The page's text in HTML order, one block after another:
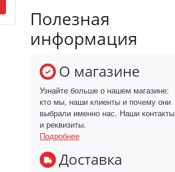
Полезная
информация
О магазине
Узнайте больше о нашем магазине:
кто мы, наши клиенты и почему они
выбрали именно нас. Наши контакты
и реквизиты.
Подробнее
Доставка